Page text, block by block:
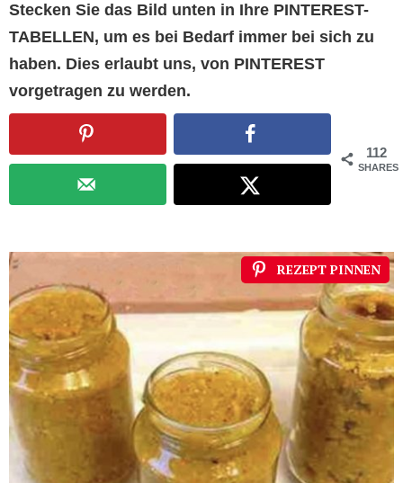
Stecken Sie das Bild unten in Ihre PINTEREST-
TABELLEN, um es bei Bedarf immer bei sich zu
haben. Dies erlaubt uns, von PINTEREST
vorgetragen zu werden.
112
SHARES
REZEPT PINNEN